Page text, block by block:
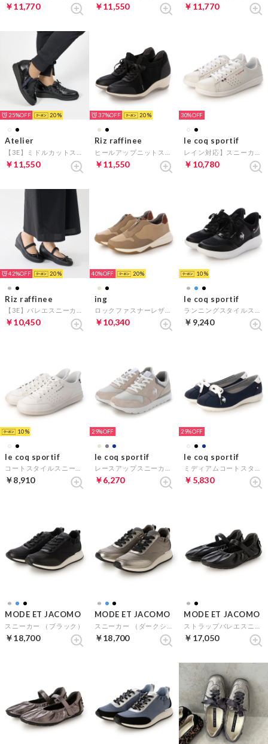
￥11,770 ￥11,550 ￥11,770
25% 20
Atelier
￥11,550
37% 20
Riz raffinee
￥11,550
30%
le coq sportif
￥10,780
42% 20
Riz raffinee
￥10,450
40% 20
ing
￥10,340
10
le coq sportif
￥9,240
10
le coq sportif
￥8,910
29%
le coq sportif
￥6,270
29%
le coq sportif
￥5,830
MODE ET JACOMO
スニーカー （ブラック）
￥18,700
MODE ET JACOMO
￥18,700
MODE ET JACOMO
￥17,050